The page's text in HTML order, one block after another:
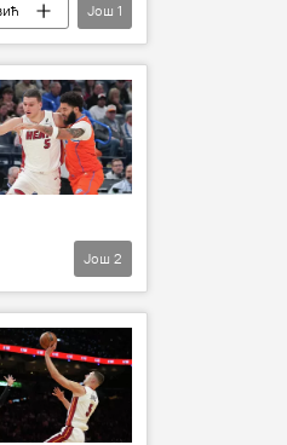
Још 1
Још 2